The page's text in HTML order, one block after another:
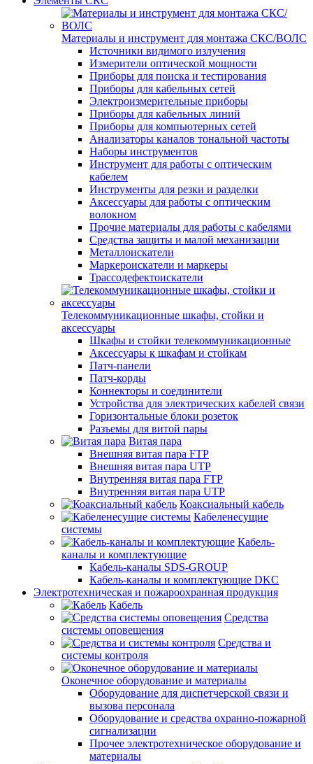
Материалы и инструмент для монтажа СКС/ВОЛС
Источники видимого излучения
Измерители оптической мощности
Приборы для поиска и тестирования
Приборы для кабельных сетей
Электроизмерительные приборы
Приборы для кабельных линий
Приборы для компьютерных сетей
Анализаторы каналов тональной частоты
Наборы инструментов
Инструмент для работы с оптическим
кабелем
Инструменты для резки и разделки
Аксессуары для работы с оптическим
волокном
Прочие материалы для работы с кабелями
Средства защиты и малой механизации
Металлоискатели
Маркероискатели и маркеры
Трассодефектоискатели
Телекоммуникационные шкафы, стойки и
аксессуары
Шкафы и стойки телекоммуникационные
Аксессуары к шкафам и стойкам
Патч-панели
Патч-корды
Коннекторы и соединители
Устройства для электрических кабелей связи
Горизонтальные блоки розеток
Разъемы для витой пары
Витая пара
Внешняя витая пара FTP
Внешняя витая пара UTP
Внутренняя витая пара FTP
Внутренняя витая пара UTP
Коаксиальный кабель
Кабеленесущие
системы
Кабель-
каналы и комплектующие
Кабель-каналы SDS-GROUP
Кабель-каналы и комплектующие DKC
Электротехническая и пожароохранная продукция
Кабель
Средства
системы оповещения
Средства и
системы контроля
Оконечное оборудование и материалы
Оборудование для диспетчерской связи и
вызова персонала
Оборудование и средства охранно-пожарной
сигнализации
Прочее электротехническое оборудование и
материалы